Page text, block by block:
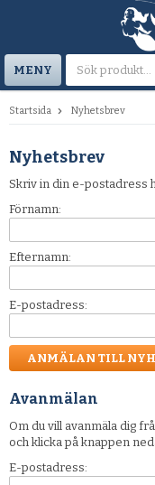
MENY
Startsida Nyhetsbrev
Nyhetsbrev
Skriv in din e-postadress
Förnamn:
Efternamn:
E-postadress:
Avanmälan
Om du vill avanmäla dig
och klicka på knappen
E-postadress: